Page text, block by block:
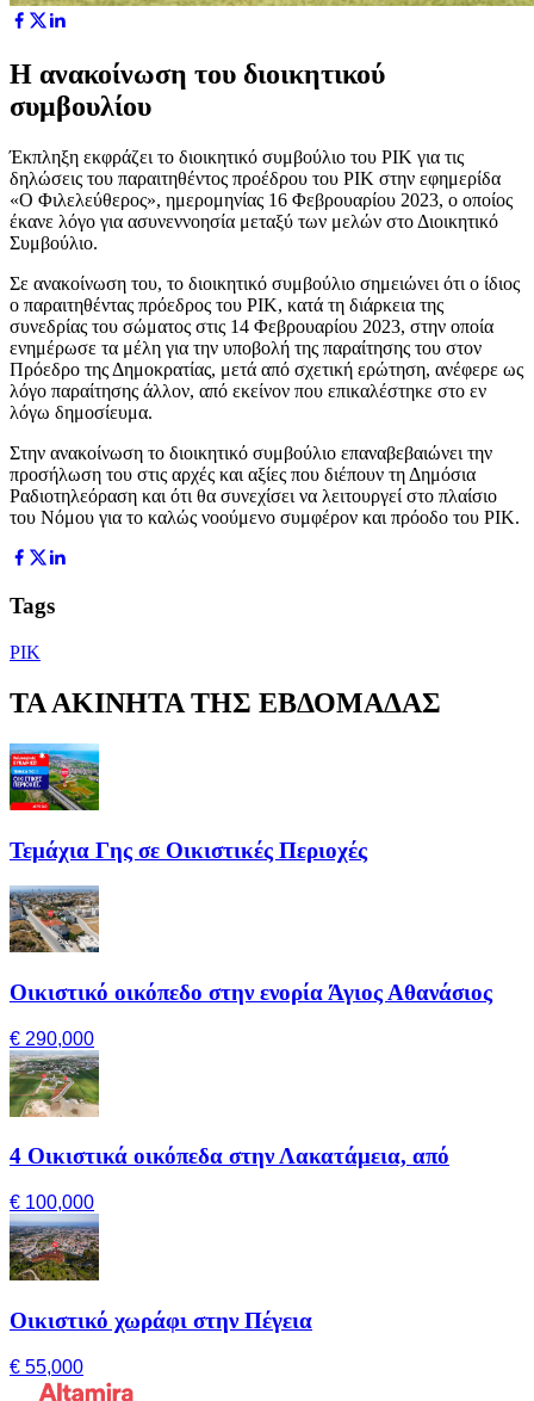
Η ανακοίνωση του διοικητικού
συμβουλίου
Έκπληξη εκφράζει το διοικητικό συμβούλιο του ΡΙΚ για τις
δηλώσεις του παραιτηθέντος προέδρου του ΡΙΚ στην εφημερίδα
«Ο Φιλελεύθερος», ημερομηνίας 16 Φεβρουαρίου 2023, ο οποίος
έκανε λόγο για ασυνεννοησία μεταξύ των μελών στο Διοικητικό
Συμβούλιο.
Σε ανακοίνωση του, το διοικητικό συμβούλιο σημειώνει ότι ο ίδιος
ο παραιτηθέντας πρόεδρος του ΡΙΚ, κατά τη διάρκεια της
συνεδρίας του σώματος στις 14 Φεβρουαρίου 2023, στην οποία
ενημέρωσε τα μέλη για την υποβολή της παραίτησης του στον
Πρόεδρο της Δημοκρατίας, μετά από σχετική ερώτηση, ανέφερε ως
λόγο παραίτησης άλλον, από εκείνον που επικαλέστηκε στο εν
λόγω δημοσίευμα.
Στην ανακοίνωση το διοικητικό συμβούλιο επαναβεβαιώνει την
προσήλωση του στις αρχές και αξίες που διέπουν τη Δημόσια
Ραδιοτηλεόραση και ότι θα συνεχίσει να λειτουργεί στο πλαίσιο
του Νόμου για το καλώς νοούμενο συμφέρον και πρόοδο του ΡΙΚ.
Tags
ΡΙΚ
ΤΑ ΑΚΙΝΗΤΑ ΤΗΣ ΕΒΔΟΜΑΔΑΣ
Τεμάχια Γης σε Οικιστικές Περιοχές
Οικιστικό οικόπεδο στην ενορία Άγιος Αθανάσιος
€ 290,000
4 Οικιστικά οικόπεδα στην Λακατάμεια, από
€ 100,000
Οικιστικό χωράφι στην Πέγεια
€ 55,000